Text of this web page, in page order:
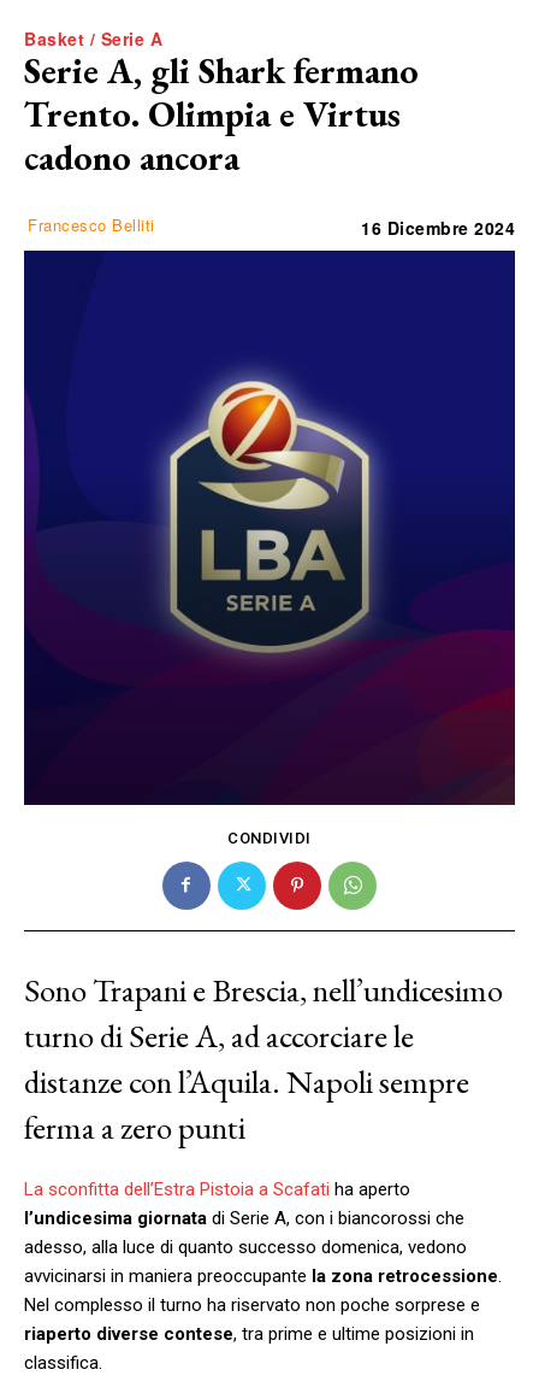
Basket / Serie A
Serie A, gli Shark fermano
Trento. Olimpia e Virtus
cadono ancora
Francesco Belliti 16 Dicembre 2024
CONDIVIDI
Sono Trapani e Brescia, nell’undicesimo
turno di Serie A, ad accorciare le
distanze con l’Aquila. Napoli sempre
ferma a zero punti
La sconfitta dell’Estra Pistoia a Scafati ha aperto
l’undicesima giornata di Serie A, con i biancorossi che
adesso, alla luce di quanto successo domenica, vedono
avvicinarsi in maniera preoccupante la zona retrocessione.
Nel complesso il turno ha riservato non poche sorprese e
riaperto diverse contese, tra prime e ultime posizioni in
classifica.